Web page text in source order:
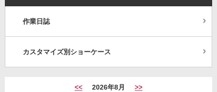
作業日誌
カスタマイズ別ショーケース
<< 2026年8月 >>